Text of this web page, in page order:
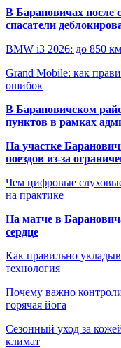
В Барановичах после
спасатели
BMW i3 2026: до 850 км
Grand Mobile: как
ошибок
В Барановичском
пунктов в рамках
На участке
поездов из-за
Чем цифровые
на практике
На матче в
сердце
Как правильно
технология
Почему важно
горячая йога
Сезонный уход за
климат